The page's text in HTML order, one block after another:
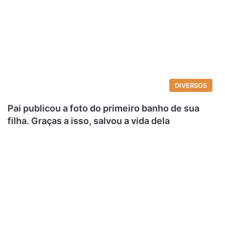
DIVERSOS
Pai publicou a foto do primeiro banho de sua
filha. Graças a isso, salvou a vida dela